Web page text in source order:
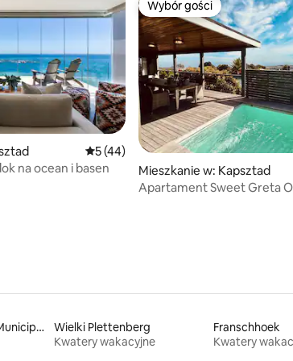
72 Średnia ocena: 5 na 5, liczba recenzji:
5 (44)
na ocean i basen
Wybór gości
Wybór gości
Mieszkanie w: Kapsztad
Apartament Sweet Greta
Saldanha Bay Local Municipality
Wielki Plettenberg
Kwatery wakacyjne
Franschhoek
Kwatery